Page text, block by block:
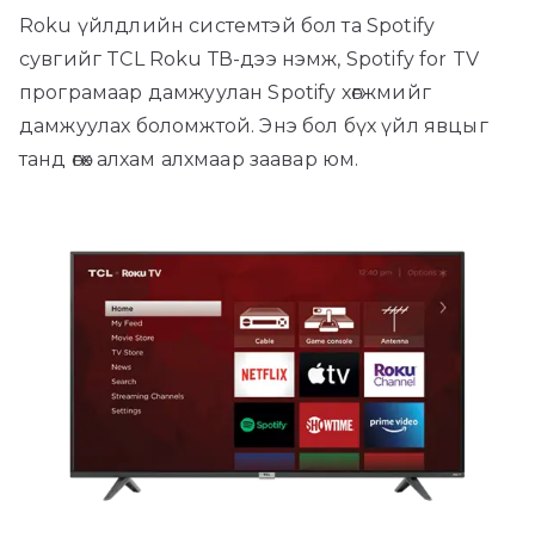
Roku үйлдлийн системтэй бол та Spotify
сувгийг TCL Roku ТВ-дээ нэмж, Spotify for TV
програмаар дамжуулан Spotify хөгжмийг
дамжуулах боломжтой. Энэ бол бүх үйл явцыг
танд өгөх алхам алхмаар заавар юм.